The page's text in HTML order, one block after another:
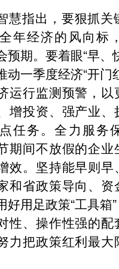
慧指出，要狠抓关
年经济的风向标
预期。要着眼“早、
动一季度经济“开门
运行监测预警，以
增投资、强产业、
任务。全力服务
期间不放假的企业
效。坚持能早则早
和省政策导向、资
好用足政策“工具箱
性、操作性强的配
力把政策红利最大